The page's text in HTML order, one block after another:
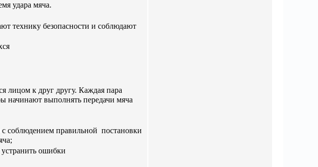
удара мяча.
технику безопасности и соблюдают
лицом к друг другу. Каждая пара
начинают выполнять передачи мяча
соблюдением правильной постановки
ошибки